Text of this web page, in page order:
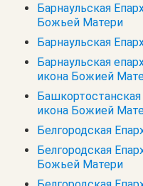
Барнаульская
Божьей Матери
Барнаульская
Барнаульская
икона Божией
икона Божией
Белгородская
Белгородская
Божьей Матери